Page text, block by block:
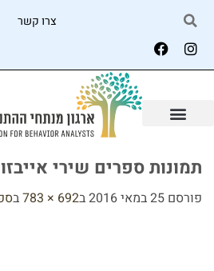
צרו קשר
תמונות ספרים שירי אייבזו
פורסם 25 במאי 2016 ב692 × 783 ב